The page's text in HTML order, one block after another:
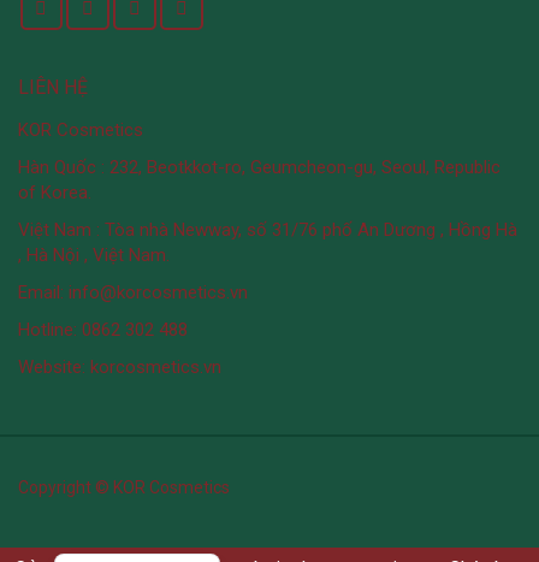
LIÊN HỆ
KOR Cosmetics
Hàn Quốc : 232, Beotkkot-ro, Geumcheon-gu, Seoul, Republic
of Korea.
Việt Nam : Tòa nhà Newway, số 31/76 phố An Dương , Hồng Hà
, Hà Nội , Việt Nam.
Email: info@korcosmetics.vn
Hotline: 0862 302 488
Website: korcosmetics.vn
Copyright © KOR Cosmetics